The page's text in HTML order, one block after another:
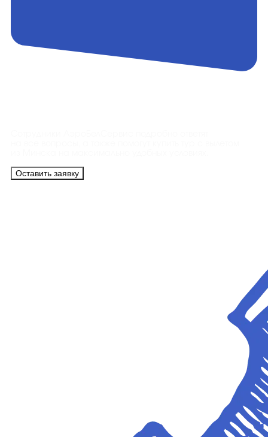
Оставить заявку